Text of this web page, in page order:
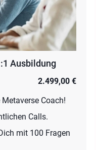
Ausbildung
2.499,00 €
Coach!
Calls.
mit 100 Fragen